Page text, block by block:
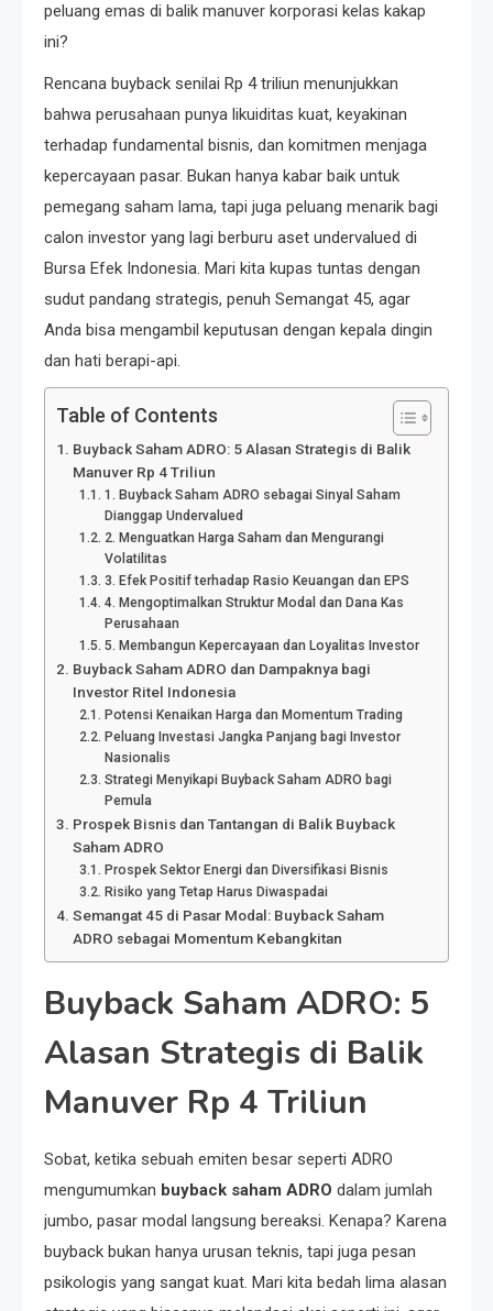
peluang emas di balik manuver korporasi kelas kakap
ini?
Rencana buyback senilai Rp 4 triliun menunjukkan
bahwa perusahaan punya likuiditas kuat, keyakinan
terhadap fundamental bisnis, dan komitmen menjaga
kepercayaan pasar. Bukan hanya kabar baik untuk
pemegang saham lama, tapi juga peluang menarik bagi
calon investor yang lagi berburu aset undervalued di
Bursa Efek Indonesia. Mari kita kupas tuntas dengan
sudut pandang strategis, penuh Semangat 45, agar
Anda bisa mengambil keputusan dengan kepala dingin
dan hati berapi-api.
Table of Contents
Buyback Saham ADRO: 5 Alasan Strategis di Balik
Manuver Rp 4 Triliun
1. Buyback Saham ADRO sebagai Sinyal Saham
Dianggap Undervalued
2. Menguatkan Harga Saham dan Mengurangi
Volatilitas
3. Efek Positif terhadap Rasio Keuangan dan EPS
4. Mengoptimalkan Struktur Modal dan Dana Kas
Perusahaan
5. Membangun Kepercayaan dan Loyalitas Investor
Buyback Saham ADRO dan Dampaknya bagi
Investor Ritel Indonesia
Potensi Kenaikan Harga dan Momentum Trading
Peluang Investasi Jangka Panjang bagi Investor
Nasionalis
Strategi Menyikapi Buyback Saham ADRO bagi
Pemula
Prospek Bisnis dan Tantangan di Balik Buyback
Saham ADRO
Prospek Sektor Energi dan Diversifikasi Bisnis
Risiko yang Tetap Harus Diwaspadai
Semangat 45 di Pasar Modal: Buyback Saham
ADRO sebagai Momentum Kebangkitan
Buyback Saham ADRO: 5
Alasan Strategis di Balik
Manuver Rp 4 Triliun
Sobat, ketika sebuah emiten besar seperti ADRO
mengumumkan buyback saham ADRO dalam jumlah
jumbo, pasar modal langsung bereaksi. Kenapa? Karena
buyback bukan hanya urusan teknis, tapi juga pesan
psikologis yang sangat kuat. Mari kita bedah lima alasan